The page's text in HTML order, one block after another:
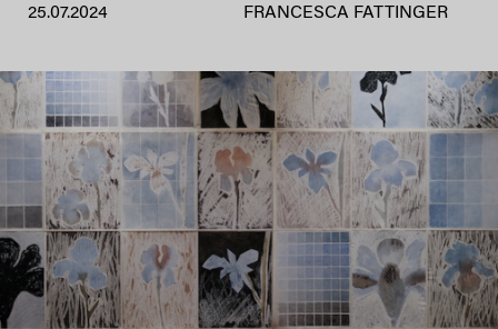
25.07.2024 FRANCESCA FATTINGER